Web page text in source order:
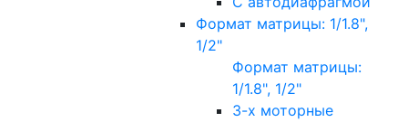
Формат матрицы: 1/1.8",
1/2"
Формат матрицы:
1/1.8", 1/2"
3-х моторные